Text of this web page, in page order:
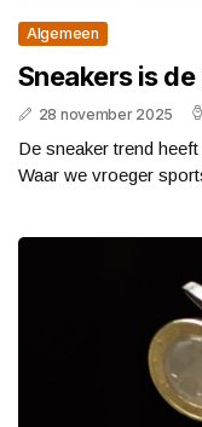
Algemeen
Sneakers is
28 november 2025
De sneaker trend
Waar we vroeger